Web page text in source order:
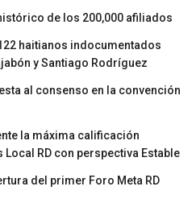
de los 200,000 afiliados
haitianos indocumentados
y Santiago Rodríguez
al consenso en la convención
la máxima calificación
RD con perspectiva Estable
del primer Foro Meta RD